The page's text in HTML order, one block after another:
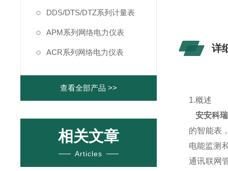
DDS/DTS/DTZ系列计量表
APM系列网络电力仪表
ACR系列网络电力仪表
查看全部产品 >>
相关文章
Articles
详
1.概述
安安科
的智能表
电能监测
通讯联网